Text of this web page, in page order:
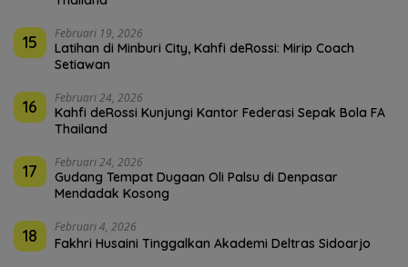
15 Februari 19, 2026
Latihan di Minburi City, Kahfi deRossi: Mirip Coach
Setiawan
16 Februari 24, 2026
Kahfi deRossi Kunjungi Kantor Federasi Sepak Bola FA
Thailand
17 Februari 24, 2026
Gudang Tempat Dugaan Oli Palsu di Denpasar
Mendadak Kosong
18 Februari 4, 2026
Fakhri Husaini Tinggalkan Akademi Deltras Sidoarjo